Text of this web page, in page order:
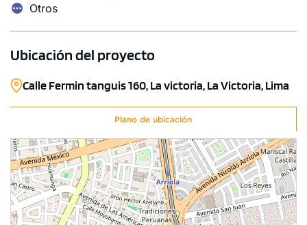
Otros
Ubicación del proyecto
Calle Fermin tanguis 160, La victoria, La Victoria, Lima
Plano de ubicación